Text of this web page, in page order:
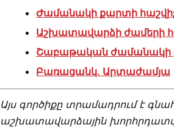
Ժամանակի քարտի
Աշխատավարձի ժամերի
Շաբաթական ժամանակի
Բառացանկ. Արտաժամյա
Այս գործիքը տրամադրում է
աշխատավարձային